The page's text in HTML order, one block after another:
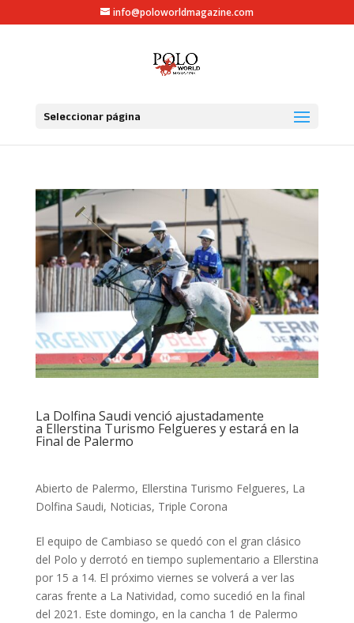
info@poloworldmagazine.com
Seleccionar página
La Dolfina Saudi venció ajustadamente
a Ellerstina Turismo Felgueres y estará en la
Final de Palermo
Abierto de Palermo, Ellerstina Turismo Felgueres, La
Dolfina Saudi, Noticias, Triple Corona
El equipo de Cambiaso se quedó con el gran clásico
del Polo y derrotó en tiempo suplementario a Ellerstina
por 15 a 14. El próximo viernes se volverá a ver las
caras frente a La Natividad, como sucedió en la final
del 2021. Este domingo, en la cancha 1 de Palermo